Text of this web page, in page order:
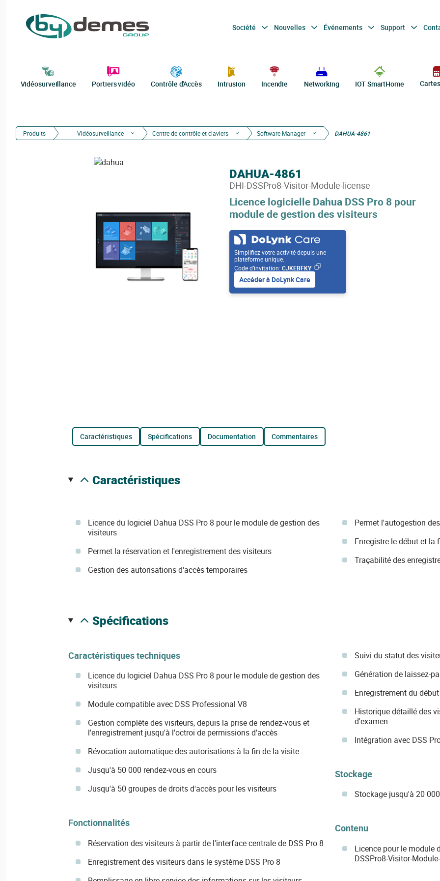
Société Nouvelles Événements Support
Vidéosurveillance Portiers vidéo Contrôle d'Accès Intrusion Incendie Networking IOT SmartHome
Produits Vidéosurveillance Centre de contrôle et claviers Software Manager DAHUA-4861
Licence logicielle Dahua DSS Pro 8 pour
module de gestion des visiteurs
DAHUA-4861
DHI-DSSPro8-Visitor-Module-license
Simplifiez votre activité depuis une
plateforme unique.
Code d’invitation: CJKEBFKY
Accéder à DoLynk Care
caractéristiques spécifications documentation commentaires
caractéristiques
Licence du logiciel Dahua DSS Pro 8 pour le module de gestion des
visiteurs
Permet la réservation et l'enregistrement des visiteurs
Gestion des autorisations d'accès temporaires
Permet l'autogestion
Enregistre le début et la
Traçabilité des
spécifications
Caractéristiques techniques
Licence du logiciel Dahua DSS Pro 8 pour le module de gestion des
visiteurs
Module compatible avec DSS Professional V8
Gestion complète des visiteurs, depuis la prise de rendez-vous et
l'enregistrement jusqu'à l'octroi de permissions d'accès
Révocation automatique des autorisations à la fin de la visite
Jusqu'à 50 000 rendez-vous en cours
Jusqu'à 50 groupes de droits d'accès pour les visiteurs
Fonctionnalités
Réservation des visiteurs à partir de l'interface centrale de DSS Pro 8
Enregistrement des visiteurs dans le système DSS Pro 8
Suivi du statut des
Génération de laissez-
Enregistrement du
Historique détaillé des
d'examen
Intégration avec DSS
Stockage
Stockage jusqu'à 20
Contenu
Licence pour le module
DSSPro8-Visitor-